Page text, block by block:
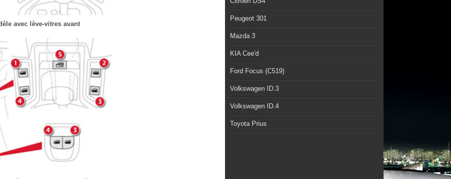
avec lève-vitres avant
Peugeot 301
Mazda 3
KIA Cee'd
Ford Focus (C519)
Volkswagen ID.3
Volkswagen ID.4
Toyota Prius